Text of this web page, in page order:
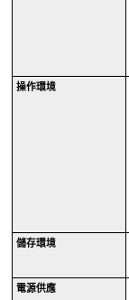
操作環境
儲存環境
電源供應